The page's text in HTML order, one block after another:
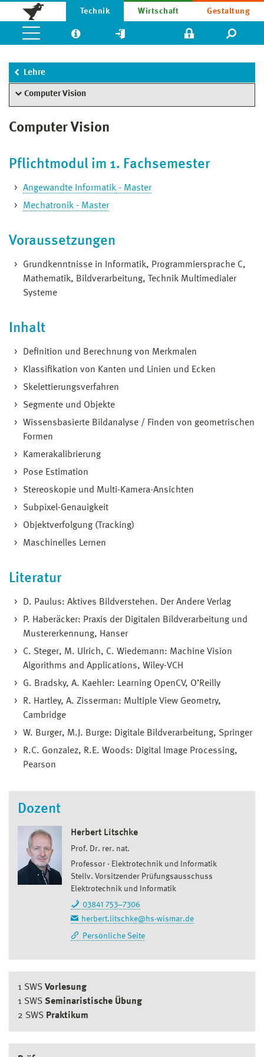
Technik Wirtschaft Gestaltung
Lehre
Computer Vision
Computer Vision
Pflichtmodul im 1. Fachsemester
Angewandte Informatik - Master
Mechatronik - Master
Voraussetzungen
Grundkenntnisse in Informatik, Programmiersprache C,
Mathematik, Bildverarbeitung, Technik Multimedialer
Systeme
Inhalt
Definition und Berechnung von Merkmalen
Klassifikation von Kanten und Linien und Ecken
Skelettierungsverfahren
Segmente und Objekte
Wissensbasierte Bildanalyse / Finden von geometrischen
Formen
Kamerakalibrierung
Pose Estimation
Stereoskopie und Multi-Kamera-Ansichten
Subpixel-Genauigkeit
Objektverfolgung (Tracking)
Maschinelles Lernen
Literatur
D. Paulus: Aktives Bildverstehen. Der Andere Verlag
P. Haberäcker: Praxis der Digitalen Bildverarbeitung und
Mustererkennung, Hanser
C. Steger, M. Ulrich, C. Wiedemann: Machine Vision
Algorithms and Applications, Wiley-VCH
G. Bradsky, A. Kaehler: Learning OpenCV, O’Reilly
R. Hartley, A. Zisserman: Multiple View Geometry,
Cambridge
W. Burger, M.J. Burge: Digitale Bildverarbeitung, Springer
R.C. Gonzalez, R.E. Woods: Digital Image Processing,
Pearson
Dozent
Herbert Litschke
Prof. Dr. rer. nat.
Professor
Elektrotechnik und Informatik
Stellv. Vorsitzender Prüfungsausschuss
Elektrotechnik und Informatik
03841 753–7306
herbert.litschke@hs-wismar.de
Persönliche Seite
1 SWS Vorlesung
1 SWS Seminaristische Übung
2 SWS Praktikum